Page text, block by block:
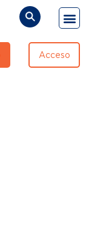
Acceso